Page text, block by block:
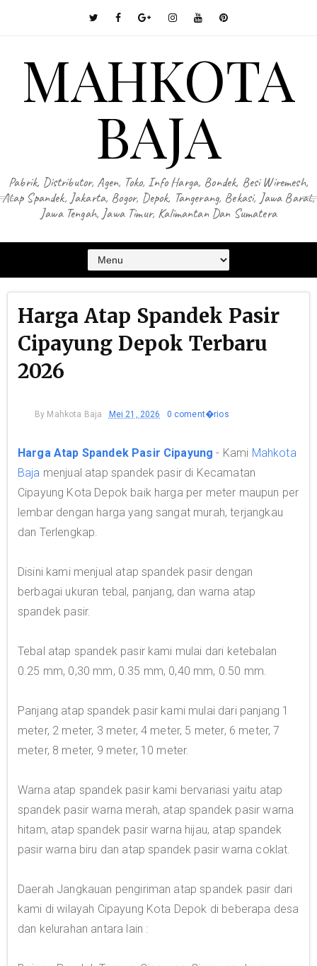
MAHKOTA
BAJA
Pabrik, Distributor, Agen, Toko, Info Harga, Bondek, Besi Wiremesh,
Atap Spandek, Jakarta, Bogor, Depok, Tangerang, Bekasi, Jawa Barat,
Jawa Tengah, Jawa Timur, Kalimantan Dan Sumatera
Harga Atap Spandek Pasir
Cipayung Depok Terbaru
2026
By Mahkota Baja Mei 21, 2026 0 coment�rios
Harga Atap Spandek Pasir Cipayung - Kami Mahkota
Baja menjual atap spandek pasir di Kecamatan
Cipayung Kota Depok baik harga per meter maupun per
lembar dengan harga yang sangat murah, terjangkau
dan Terlengkap.
Disini kami menjual atap spandek pasir dengan
berbagai ukuran tebal, panjang, dan warna atap
spandek pasir.
Tebal atap spandek pasir kami mulai dari ketebalan
0.25 mm, 0,30 mm, 0.35 mm, 0,40 mm, 0.50 mm.
Panjang atap spandek pasir kami mulai dari panjang 1
meter, 2 meter, 3 meter, 4 meter, 5 meter, 6 meter, 7
meter, 8 meter, 9 meter, 10 meter.
Warna atap spandek pasir kami bervariasi yaitu atap
spandek pasir warna merah, atap spandek pasir warna
hitam, atap spandek pasir warna hijau, atap spandek
pasir warna biru dan atap spandek pasir warna coklat.
Daerah Jangkauan pengiriman atap spandek pasir dari
kami di wilayah Cipayung Kota Depok di beberapa desa
dan kelurahan antara lain :